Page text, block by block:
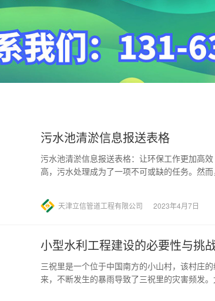
污水池清淤信息报送表格
污水池清淤信息报送表格：让环保工作更加高
高，污水处理成为了一项不可或缺的任务。然
天津立信管道工程有限公司 2023年4月7日
小型水利工程建设的必要性与挑
三祝里是一个位于中国南方的小山村，该村庄
来，不断发生的暴雨导致了三祝里的灾害频发